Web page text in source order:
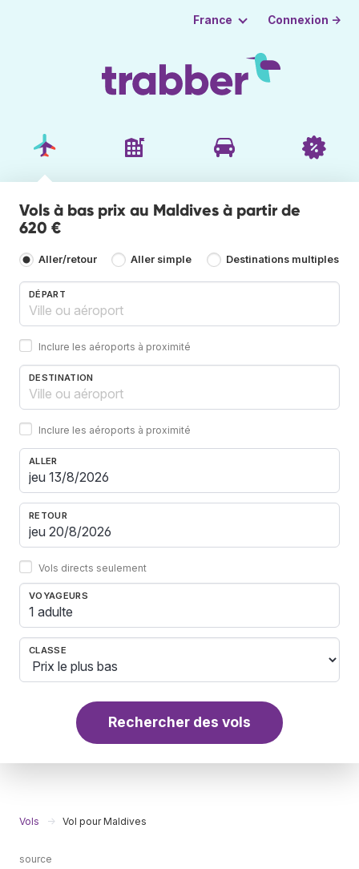
France Connexion →
Vols à bas prix au Maldives à partir de
620 €
Aller/retour Aller simple Destinations multiples
DÉPART
Inclure les aéroports à proximité
DESTINATION
Inclure les aéroports à proximité
ALLER
RETOUR
Vols directs seulement
VOYAGEURS
1 adulte
CLASSE
Rechercher des vols
Vols Vol pour Maldives
source